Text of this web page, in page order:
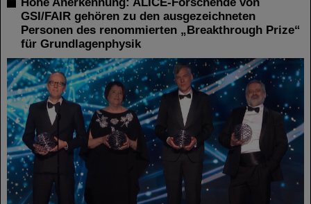
GSI/FAIR gehören zu den ausgezeichneten
Personen des renommierten „Breakthrough Prize“
für Grundlagenphysik